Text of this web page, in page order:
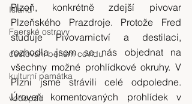
Island
Faerské ostrovy
cestování během covidu
kulturní památka
vodopád
Plzeň, konkrétně zdejší pivovar
Plzeňského Prazdroje. Protože Fred
studuje Pivovarnictví a destilaci,
rozhodla jsem se nás objednat na
všechny možné prohlídkové okruhy. V
Plzni jsme strávili celé odpoledne.
Úroveň komentovaných prohlídek v